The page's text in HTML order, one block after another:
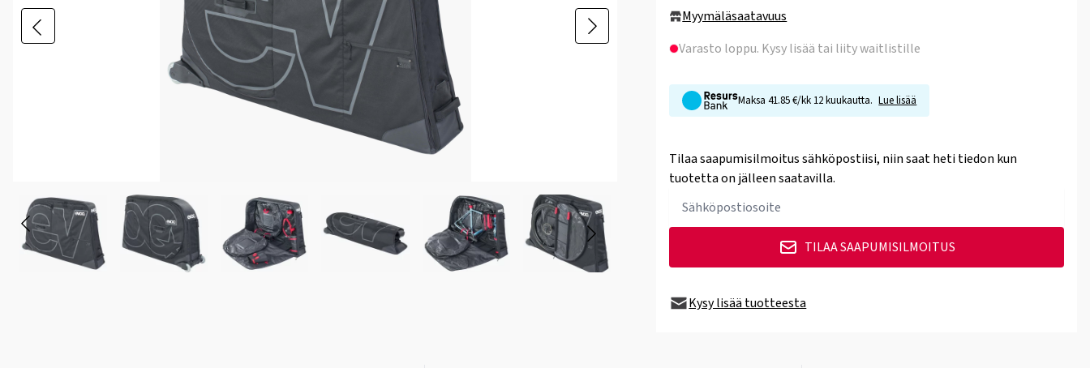
Myymäläsaatavuus
Varasto loppu. Kysy lisää tai liity waitlistille
Maksa 41.85 €/kk 12 kuukautta. Lue lisää
Tilaa saapumisilmoitus sähköpostiisi, niin saat heti tiedon kun
tuotetta on jälleen saatavilla.
TILAA SAAPUMISILMOITUS
Kysy lisää tuotteesta